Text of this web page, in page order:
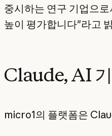
중시하는 연구 기업으
높이 평가합니다"라고
Claude, AI
micro1의 플랫폼은